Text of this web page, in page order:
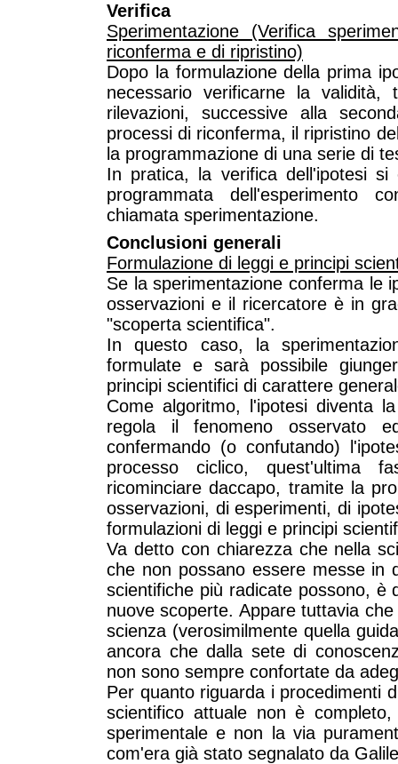
Verifica
Sperimentazione (Verifica
riconferma e di ripristino)
Dopo la formulazione della prima
necessario verificarne la validità,
rilevazioni, successive alla
processi di riconferma, il ripristino
la programmazione di una serie di
In pratica, la verifica dell'ipotesi si
programmata dell'esperimento
chiamata sperimentazione.
Conclusioni generali
Formulazione di leggi e principi
Se la sperimentazione conferma le
osservazioni e il ricercatore è in
"scoperta scientifica".
In questo caso, la
formulate e sarà possibile
principi scientifici di carattere
Come algoritmo, l'ipotesi diventa
regola il fenomeno osservato
confermando (o confutando)
processo ciclico, quest'ultima
ricominciare daccapo, tramite la
osservazioni, di esperimenti, di
formulazioni di leggi e principi
Va detto con chiarezza che nella
che non possano essere messe in
scientifiche più radicate possono, è
nuove scoperte. Appare tuttavia
scienza (verosimilmente quella
ancora che dalla sete di
non sono sempre confortate da
Per quanto riguarda i procedimenti
scientifico attuale non è
sperimentale e non la via
com'era già stato segnalato da